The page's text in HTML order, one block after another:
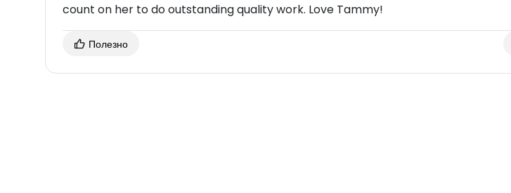
count on her to do outstanding quality work. Love Tammy!
Полезно